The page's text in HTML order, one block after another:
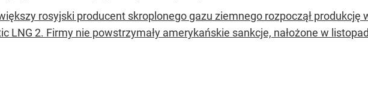
rosyjski producent skroplonego gazu ziemnego rozpoczął produkcję
LNG 2. Firmy nie powstrzymały amerykańskie sankcje, nałożone w